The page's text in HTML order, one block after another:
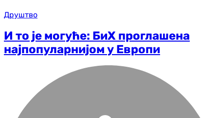
Друштво
И то је могуће: БиХ проглашена
најпопуларнијом у Европи